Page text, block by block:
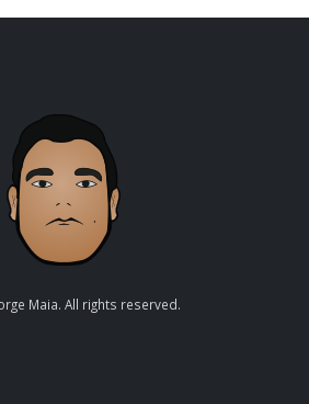
Maia. All rights reserved.